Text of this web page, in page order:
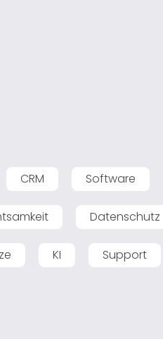
CRM Software
Datenschutz
KI Support